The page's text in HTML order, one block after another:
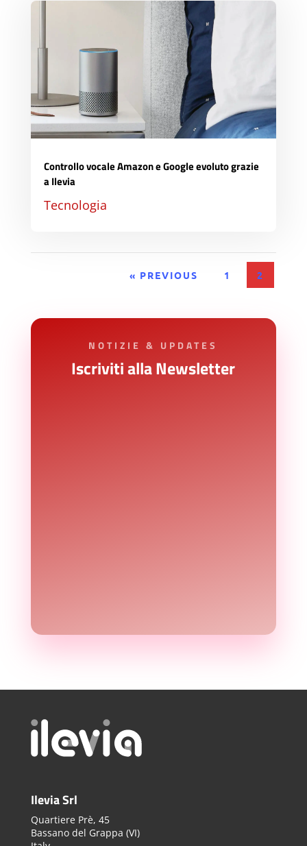
Controllo vocale Amazon e Google evoluto grazie
a Ilevia
Tecnologia
« PREVIOUS 1 2
NOTIZIE & UPDATES
Iscriviti alla Newsletter
Ilevia Srl
Quartiere Prè, 45
Bassano del Grappa (VI)